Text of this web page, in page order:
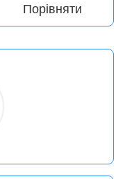
Порівняти